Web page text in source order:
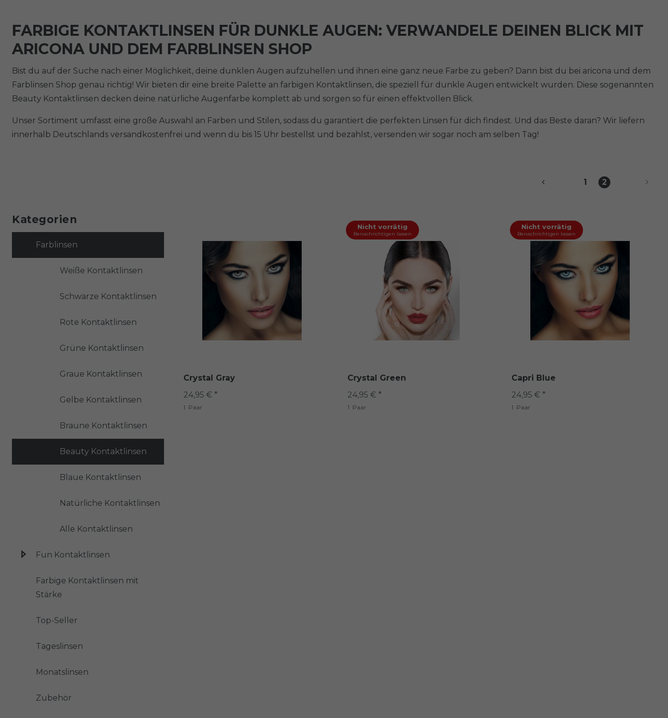
FARBIGE KONTAKTLINSEN FÜR DUNKLE AUGEN: VERWANDELE DEINEN BLICK MIT
ARICONA UND DEM FARBLINSEN SHOP
Bist du auf der Suche nach einer Möglichkeit, deine dunklen Augen aufzuhellen und ihnen eine ganz neue Farbe zu geben? Dann bist du bei aricona und dem
Farblinsen Shop genau richtig! Wir bieten dir eine breite Palette an farbigen Kontaktlinsen, die speziell für dunkle Augen entwickelt wurden. Diese sogenannten
Beauty Kontaktlinsen decken deine natürliche Augenfarbe komplett ab und sorgen so für einen effektvollen Blick.
Unser Sortiment umfasst eine große Auswahl an Farben und Stilen, sodass du garantiert die perfekten Linsen für dich findest. Und das Beste daran? Wir liefern
innerhalb Deutschlands versandkostenfrei und wenn du bis 15 Uhr bestellst und bezahlst, versenden wir sogar noch am selben Tag!
1 2
Kategorien
Farblinsen
Weiße Kontaktlinsen
Schwarze Kontaktlinsen
Rote Kontaktlinsen
Grüne Kontaktlinsen
Graue Kontaktlinsen
Gelbe Kontaktlinsen
Braune Kontaktlinsen
Beauty Kontaktlinsen
Blaue Kontaktlinsen
Natürliche Kontaktlinsen
Alle Kontaktlinsen
Fun Kontaktlinsen
Farbige Kontaktlinsen mit
Stärke
Top-Seller
Tageslinsen
Monatslinsen
Zubehör
Crystal Gray
24,95 € *
1 Paar
Nicht vorrätig
Benachrichtigen lassen
Crystal Green
24,95 € *
1 Paar
Nicht vorrätig
Benachrichtigen lassen
Capri Blue
24,95 € *
1 Paar